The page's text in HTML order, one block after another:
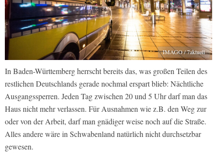
IMAGO / 7aktuell
In Baden-Württemberg herrscht bereits das, was großen Teilen des
restlichen Deutschlands gerade nochmal erspart blieb: Nächtliche
Ausgangssperren. Jeden Tag zwischen 20 und 5 Uhr darf man das
Haus nicht mehr verlassen. Für Ausnahmen wie z.B. den Weg zur
oder von der Arbeit, darf man gnädiger weise noch auf die Straße.
Alles andere wäre in Schwabenland natürlich nicht durchsetzbar
gewesen.